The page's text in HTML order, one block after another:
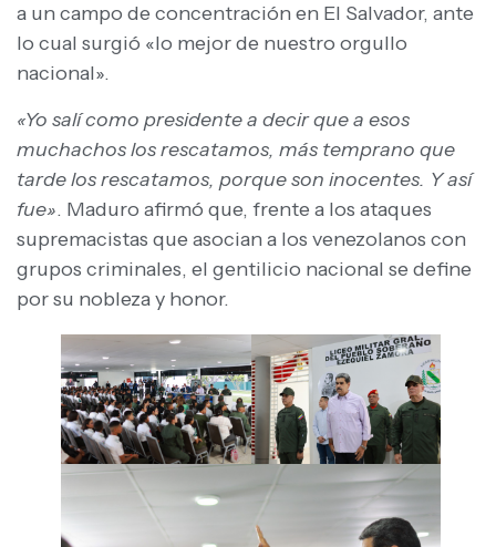
a un campo de concentración en El Salvador, ante
lo cual surgió «lo mejor de nuestro orgullo
nacional».
«Yo salí como presidente a decir que a esos
muchachos los rescatamos, más temprano que
tarde los rescatamos, porque son inocentes. Y así
fue». Maduro afirmó que, frente a los ataques
supremacistas que asocian a los venezolanos con
grupos criminales, el gentilicio nacional se define
por su nobleza y honor.